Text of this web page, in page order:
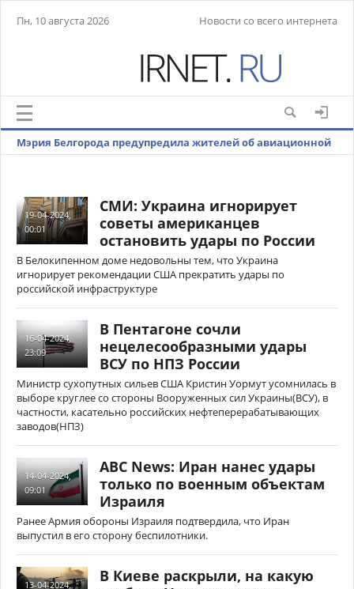
Пн, 10 августа 2026 Новости со всего интернета
Мэрия Белгорода предупредила жителей об авиационной
19-04-2024,
00:01
СМИ: Украина игнорирует
советы американцев
остановить удары по России
В Белокипенном доме недовольны тем, что Украина
игнорирует рекомендации США прекратить удары по
российской инфраструктуре
16-04-2024,
23:09
В Пентагоне сочли
нецелесообразными удары
ВСУ по НПЗ России
Министр сухопутных сильев США Кристин Уормут усомнилась в
выборе круглее со стороны Вооруженных сил Украины(ВСУ), в
частности, касательно российских нефтеперерабатывающих
заводов(НПЗ)
14-04-2024,
09:01
ABC News: Иран нанес удары
только по военным объектам
Израиля
Ранее Армия обороны Израиля подтвердила, что Иран
выпустил в его сторону беспилотники.
13-04-2024,
В Киеве раскрыли, на какую